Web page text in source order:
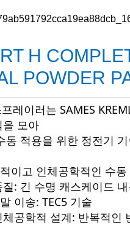
H
POWDER
레이러는 SAMES
을 모아
동 적용을 위한 정전기
이고 인체공학적인 수동
: 긴 수명 캐스케이드
이송: TEC5 기술
공학적 설계: 반복적인